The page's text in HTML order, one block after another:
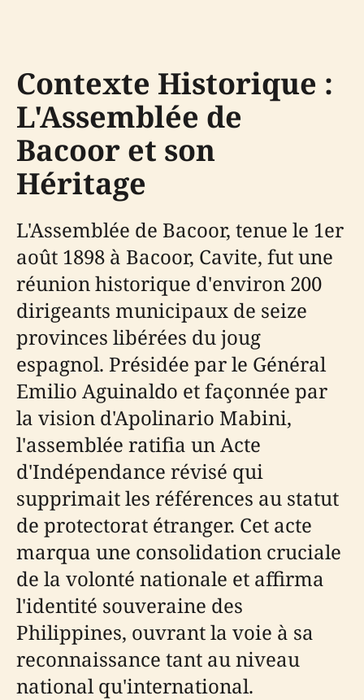
Contexte Historique :
L'Assemblée de
Bacoor et son
Héritage
L'Assemblée de Bacoor, tenue le 1er
août 1898 à Bacoor, Cavite, fut une
réunion historique d'environ 200
dirigeants municipaux de seize
provinces libérées du joug
espagnol. Présidée par le Général
Emilio Aguinaldo et façonnée par
la vision d'Apolinario Mabini,
l'assemblée ratifia un Acte
d'Indépendance révisé qui
supprimait les références au statut
de protectorat étranger. Cet acte
marqua une consolidation cruciale
de la volonté nationale et affirma
l'identité souveraine des
Philippines, ouvrant la voie à sa
reconnaissance tant au niveau
national qu'international.